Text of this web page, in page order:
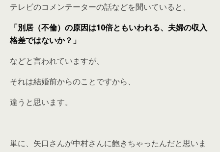
テレビのコメンテーターの話などを聞いていると、
「別居（不倫）の原因は10倍ともいわれる、夫婦の収入
格差ではないか？」
などと言われていますが、
それは結婚前からのことですから、
違うと思います。
単に、矢口さんが中村さんに飽きちゃったんだと思いま